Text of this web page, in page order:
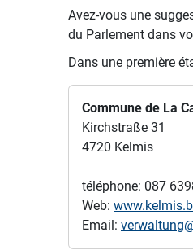
Avez-vous une
du Parlement dans
Dans une première
Commune de La
Kirchstraße 31
4720 Kelmis
téléphone: 087
Web:
Email: